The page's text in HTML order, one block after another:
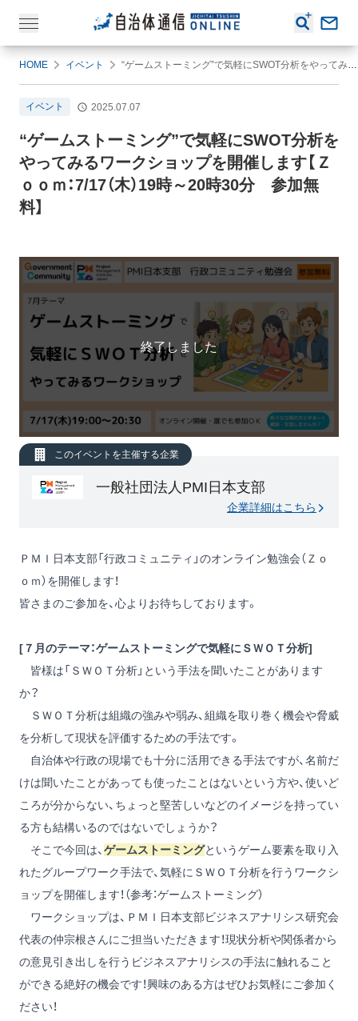
HOME イベント “ゲームストーミング”で気軽にSWOT分析をやってみるワークショップを開催します【Ｚｏｏｍ：7/17（木）19時～20時30分 参加無料】
イベント 2025.07.07
“ゲームストーミング”で気軽にSWOT分析を
やってみるワークショップを開催します【Ｚ
ｏｏｍ：7/17（木）19時～20時30分 参加無
料】
終了しました
このイベントを主催する企業
一般社団法人PMI日本支部
企業詳細はこちら
ＰＭＩ日本支部「行政コミュニティ」のオンライン勉強会（Ｚｏ
ｏｍ）を開催します！
皆さまのご参加を、心よりお待ちしております。
[７月のテーマ：ゲームストーミングで気軽にＳＷＯＴ分析]
皆様は「ＳＷＯＴ分析」という手法を聞いたことがあります
か？
ＳＷＯＴ分析は組織の強みや弱み、組織を取り巻く機会や脅威
を分析して現状を評価するための手法です。
自治体や行政の現場でも十分に活用できる手法ですが、名前だ
けは聞いたことがあっても使ったことはないという方や、使いど
ころが分からない、ちょっと堅苦しいなどのイメージを持ってい
る方も結構いるのではないでしょうか？
そこで今回は、 ゲームストーミングというゲーム要素を取り入
れたグループワーク手法で、気軽にＳＷＯＴ分析を行うワークシ
ョップを開催します！（参考：ゲームストーミング）
ワークショップは、ＰＭＩ日本支部ビジネスアナリシス研究会
代表の仲宗根さんにご担当いただきます！現状分析や関係者から
の意見引き出しを行うビジネスアナリシスの手法に触れること
ができる絶好の機会です！興味のある方はぜひお気軽にご参加く
ださい！